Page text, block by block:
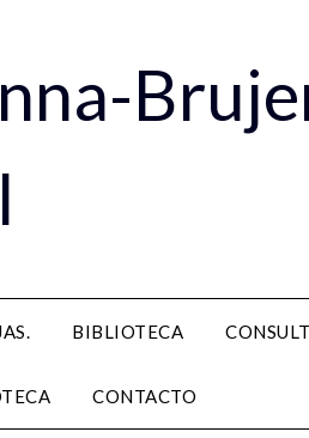
BIBLIOTECA
CONTACTO